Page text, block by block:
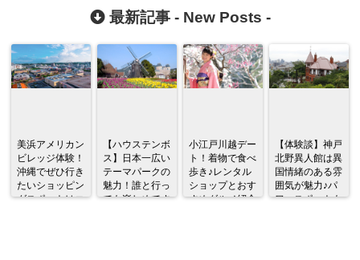
最新記事 - New Posts -
美浜アメリカン
ビレッジ体験！
沖縄でぜひ行き
たいショッピン
グスポットはコ
【ハウステンボ
ス】日本一広い
テーマパークの
魅力！誰と行っ
ても楽しめてす
小江戸川越デー
ト！着物で食べ
歩き♪レンタル
ショップとおす
すめグルメ紹介
【体験談】神戸
北野異人館は異
国情緒のある雰
囲気が魅力♪パ
ワースポットも